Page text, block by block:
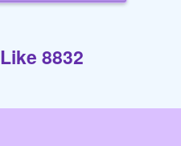
Like 8832